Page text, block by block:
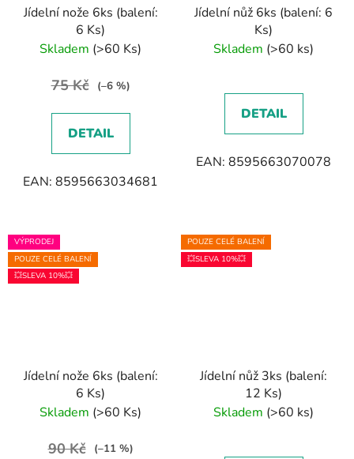
Jídelní nože 6ks (balení:
6 Ks)
Skladem (>60 Ks)
75 Kč (–6 %)
DETAIL
EAN: 8595663034681
Jídelní nůž 6ks (balení: 6
Ks)
Skladem (>60 ks)
DETAIL
EAN: 8595663070078
VÝPRODEJ
POUZE CELÉ BALENÍ
💥SLEVA 10%💥
Jídelní nože 6ks (balení:
6 Ks)
Skladem (>60 Ks)
90 Kč (–11 %)
POUZE CELÉ BALENÍ
💥SLEVA 10%💥
Jídelní nůž 3ks (balení:
12 Ks)
Skladem (>60 ks)